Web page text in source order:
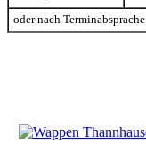
oder nach Terminabsprache